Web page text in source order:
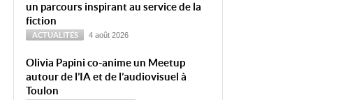
un parcours inspirant au service de la
fiction
ACTUALITÉS 4 août 2026
Olivia Papini co-anime un Meetup
autour de l’IA et de l’audiovisuel à
Toulon